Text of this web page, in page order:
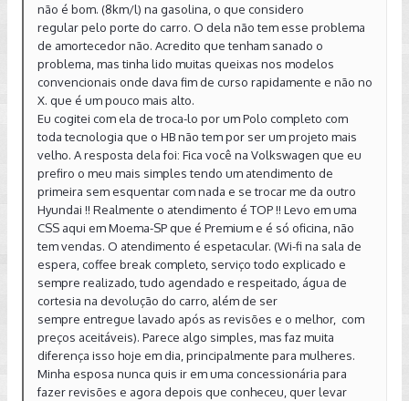
não é bom. (8km/l) na gasolina, o que considero
regular pelo porte do carro. O dela não tem esse problema
de amortecedor não. Acredito que tenham sanado o
problema, mas tinha lido muitas queixas nos modelos
convencionais onde dava fim de curso rapidamente e não no
X. que é um pouco mais alto.
Eu cogitei com ela de troca-lo por um Polo completo com
toda tecnologia que o HB não tem por ser um projeto mais
velho. A resposta dela foi: Fica você na Volkswagen que eu
prefiro o meu mais simples tendo um atendimento de
primeira sem esquentar com nada e se trocar me da outro
Hyundai !! Realmente o atendimento é TOP !! Levo em uma
CSS aqui em Moema-SP que é Premium e é só oficina, não
tem vendas. O atendimento é espetacular. (Wi-fi na sala de
espera, coffee break completo, serviço todo explicado e
sempre realizado, tudo agendado e respeitado, água de
cortesia na devolução do carro, além de ser
sempre entregue lavado após as revisões e o melhor, com
preços aceitáveis). Parece algo simples, mas faz muita
diferença isso hoje em dia, principalmente para mulheres.
Minha esposa nunca quis ir em uma concessionária para
fazer revisões e agora depois que conheceu, quer levar